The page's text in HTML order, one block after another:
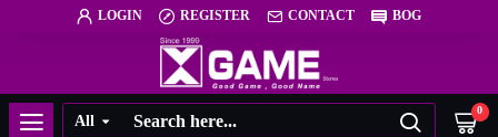
LOGIN REGISTER CONTACT BOG
All 0